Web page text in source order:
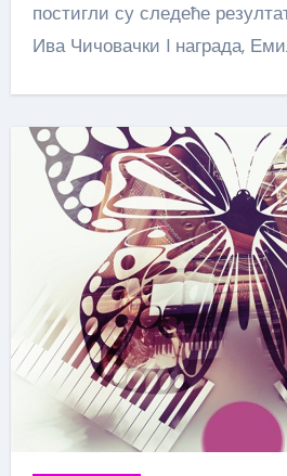
постигли су следеће
Ива Чичовачки I награда,